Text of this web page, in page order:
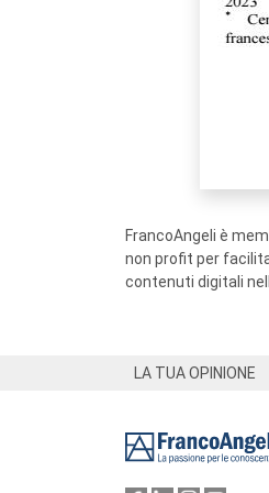
FrancoAngeli è
non profit per
contenuti digitali
LA TUA OPINIONE